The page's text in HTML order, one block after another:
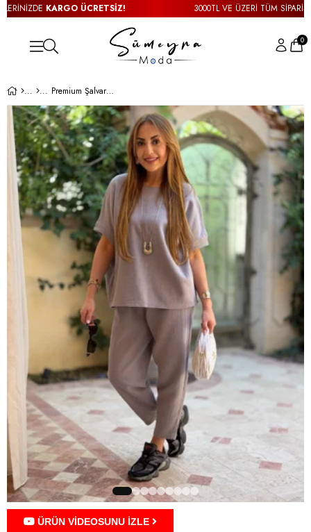
KARGO ÜCRETSİZ! 3000TL VE ÜZERİ TÜM
0
Premium Şalvarlı Kısa Kol Gri Pamuk İkili Takım
ÜRÜN VİDEOSUNU İZLE